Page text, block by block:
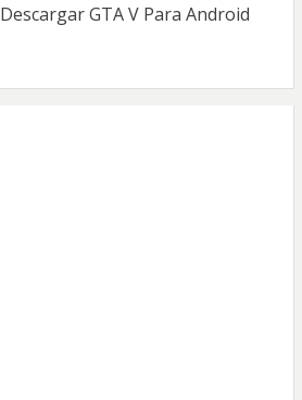
Descargar GTA V Para Android